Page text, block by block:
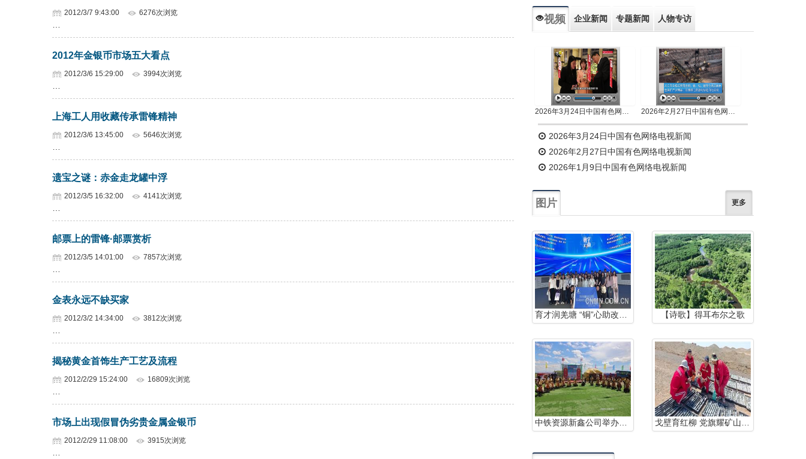
2012/3/7 9:43:00 6276次浏览
2012年金银币市场五大看点
2012/3/6 15:29:00 3994次浏览
上海工人用收藏传承雷锋精神
2012/3/6 13:45:00 5646次浏览
遗宝之谜：赤金走龙罐中浮
2012/3/5 16:32:00 4141次浏览
邮票上的雷锋·邮票赏析
2012/3/5 14:01:00 7857次浏览
金表永远不缺买家
2012/3/2 14:34:00 3812次浏览
揭秘黄金首饰生产工艺及流程
2012/2/29 15:24:00 16809次浏览
市场上出现假冒伪劣贵金属金银币
2012/2/29 11:08:00 3915次浏览
视频 企业新闻 专题新闻 人物专访
2026年3月24日中国有色网络电视新闻 2026年2月27日中国有色网络电视新闻
2026年3月24日中国有色网络电视新闻
2026年2月27日中国有色网络电视新闻
2026年1月9日中国有色网络电视新闻
图片 更多
【诗歌】得耳布尔之歌